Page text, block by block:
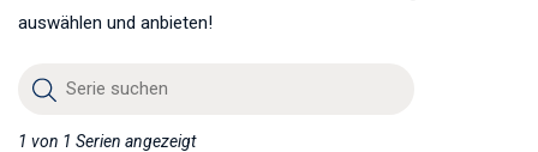
auswählen und anbieten!
Serie suchen
1 von 1 Serien angezeigt